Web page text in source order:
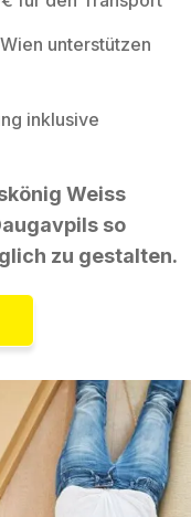
unterstützen
inklusive
Weiss
so
zu gestalten.